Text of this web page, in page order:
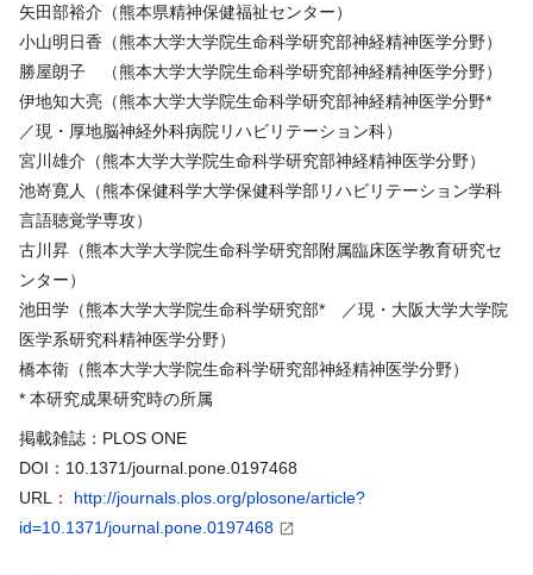
矢田部裕介（熊本県精神保健福祉センター）
小山明日香（熊本大学大学院生命科学研究部神経精神医学分野）
勝屋朗子 （熊本大学大学院生命科学研究部神経精神医学分野）
伊地知大亮（熊本大学大学院生命科学研究部神経精神医学分野*
／現・厚地脳神経外科病院リハビリテーション科）
宮川雄介（熊本大学大学院生命科学研究部神経精神医学分野）
池嵜寛人（熊本保健科学大学保健科学部リハビリテーション学科
言語聴覚学専攻）
古川昇（熊本大学大学院生命科学研究部附属臨床医学教育研究セ
ンター）
池田学（熊本大学大学院生命科学研究部* ／現・大阪大学大学院
医学系研究科精神医学分野）
橋本衛（熊本大学大学院生命科学研究部神経精神医学分野）
* 本研究成果研究時の所属
掲載雑誌：PLOS ONE
DOI：10.1371/journal.pone.0197468
URL：
http://journals.plos.org/plosone/article?
id=10.1371/journal.pone.0197468